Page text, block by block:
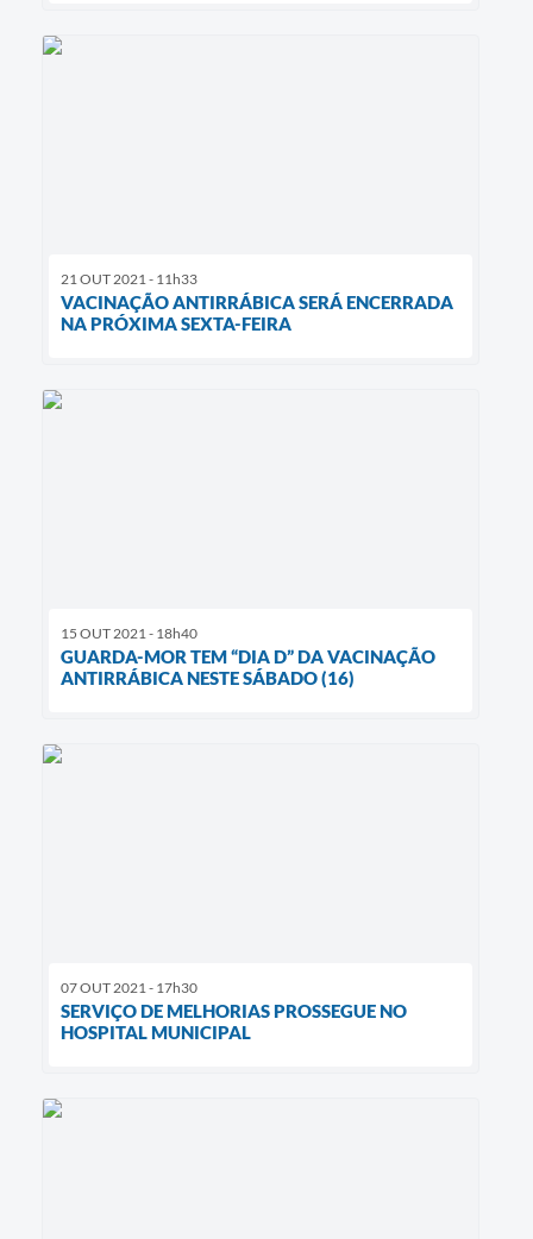
21 OUT 2021 - 11h33
VACINAÇÃO ANTIRRÁBICA SERÁ ENCERRADA
NA PRÓXIMA SEXTA-FEIRA
15 OUT 2021 - 18h40
GUARDA-MOR TEM “DIA D” DA VACINAÇÃO
ANTIRRÁBICA NESTE SÁBADO (16)
07 OUT 2021 - 17h30
SERVIÇO DE MELHORIAS PROSSEGUE NO
HOSPITAL MUNICIPAL